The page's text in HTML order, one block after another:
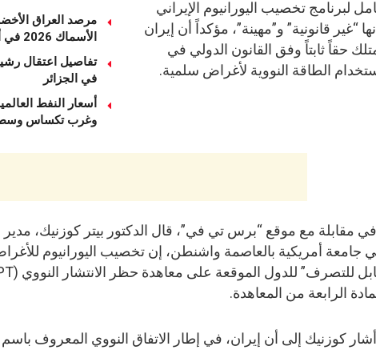
مرصد العراق
الأسماك 2026 في أنهار وأهوار البلاد
تفاصيل اعتقال
في الجزائر
أسعار النفط
وغرب تكساس
لبرنامج تخصيب اليورانيوم الإيراني
“غير قانونية” و”مهينة”، مؤكداً أن إيران
حقاً ثابتاً وفق القانون الدولي في
الطاقة النووية لأغراض سلمية.
مقابلة مع موقع “برس تي في”، قال الدكتور بيتر كوزنيك، مدير
جامعة أمريكية بالعاصمة واشنطن، إن تخصيب اليورانيوم
الرابعة من المعاهدة.
كوزنيك إلى أن إيران، في إطار الاتفاق النووي المعروف